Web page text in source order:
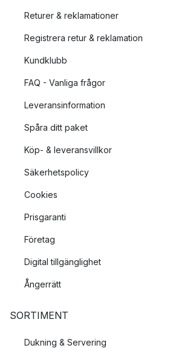
Returer & reklamationer
Registrera retur & reklamation
Kundklubb
FAQ - Vanliga frågor
Leveransinformation
Spåra ditt paket
Köp- & leveransvillkor
Säkerhetspolicy
Cookies
Prisgaranti
Företag
Digital tillgänglighet
Ångerrätt
SORTIMENT
Dukning & Servering